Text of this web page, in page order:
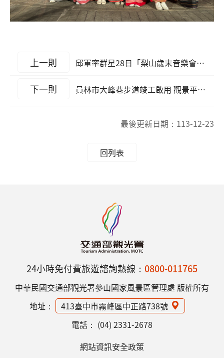
上一則 邱軍率群星28日「梨山歲末音樂會」熱嗨! 參山處邀大家到谷關梨山賞燈 過佳節
下一則 員林市大峰巷步道竣工啟用 觀景平台遠眺市區街景遊憩新亮點
最後更新日期： 113-12-23
回列表
24小時免付費旅遊諮詢熱線： 0800-011765
中華民國交通部觀光署參山國家風景區管理處 版權所有
地址：
413臺中市霧峰區中正路738號
電話： (04) 2331-2678
網站資訊安全政策